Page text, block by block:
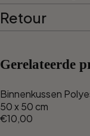
Retour
Gerelateerde
Binnenkussen
50 x 50 cm
€10,00